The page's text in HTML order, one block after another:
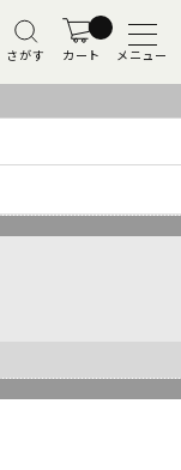
さがす カート メニュー